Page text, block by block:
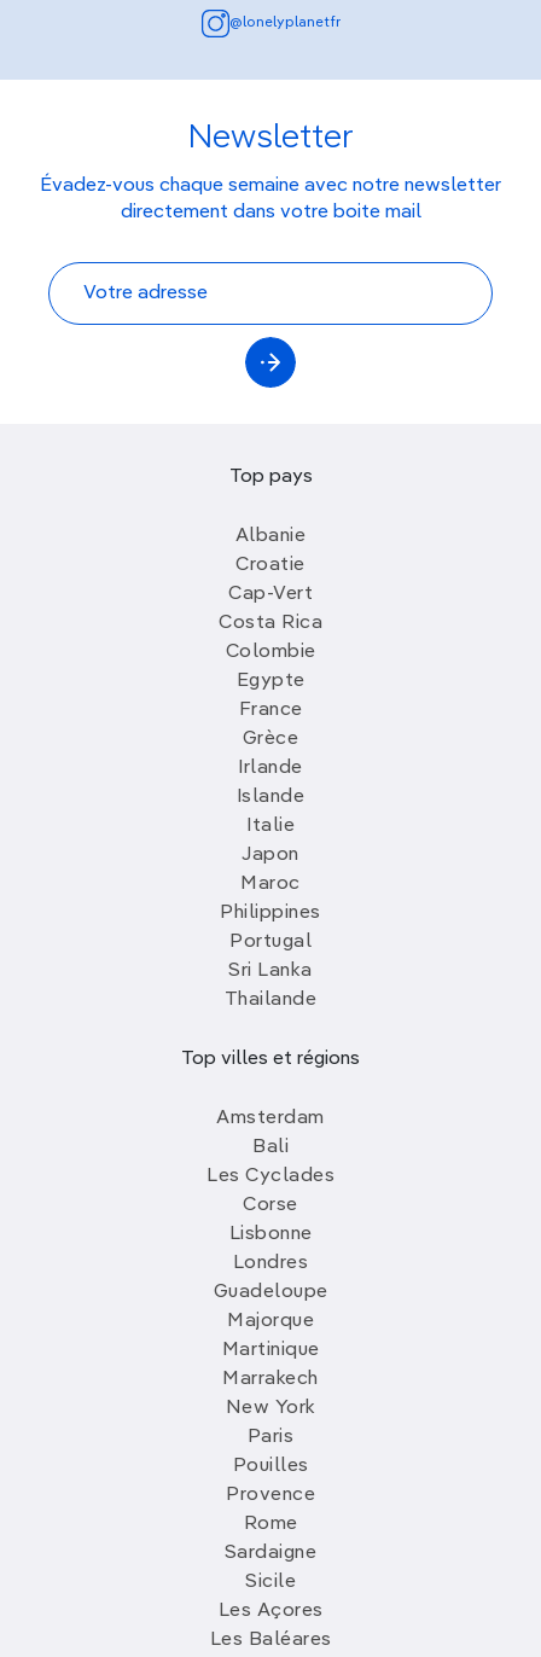
@lonelyplanetfr
Newsletter
Évadez-vous chaque semaine avec notre newsletter
directement dans votre boite mail
Top pays
Albanie
Croatie
Cap-Vert
Costa Rica
Colombie
Egypte
France
Grèce
Irlande
Islande
Italie
Japon
Maroc
Philippines
Portugal
Sri Lanka
Thailande
Top villes et régions
Amsterdam
Bali
Les Cyclades
Corse
Lisbonne
Londres
Guadeloupe
Majorque
Martinique
Marrakech
New York
Paris
Pouilles
Provence
Rome
Sardaigne
Sicile
Les Açores
Les Baléares